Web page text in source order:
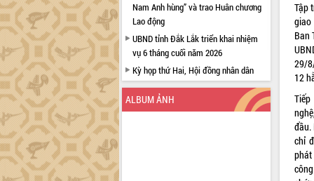
Nam Anh hùng” và trao Huân chương
Lao động
UBND tỉnh Đắk Lắk triển khai nhiệm
vụ 6 tháng cuối năm 2026
Kỳ họp thứ Hai, Hội đồng nhân dân
tỉnh khóa XI quyết nghị nhiều nội dung
quan trọng
Bí thư Tỉnh ủy Lương Nguyễn Minh
ALBUM ẢNH
Tập
giao
Ban
29/
12
đầu.
chỉ
phát